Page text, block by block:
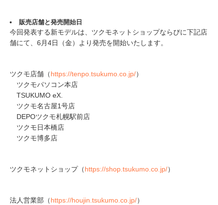
販売店舗と発売開始日
今回発表する新モデルは、ツクモネットショップならびに下記店
舗にて、6月4日（金）より発売を開始いたします。
ツクモ店舗（https://tenpo.tsukumo.co.jp/）
ツクモパソコン本店
TSUKUMO eX.
ツクモ名古屋1号店
DEPOツクモ札幌駅前店
ツクモ日本橋店
ツクモ博多店
ツクモネットショップ（https://shop.tsukumo.co.jp/）
法人営業部（https://houjin.tsukumo.co.jp/）